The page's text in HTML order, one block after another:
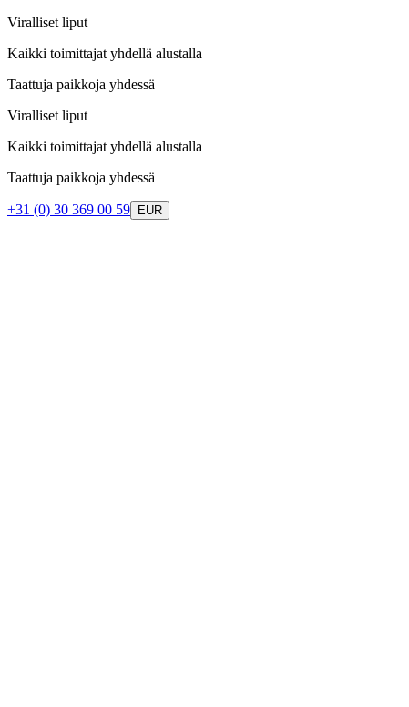
Viralliset liput
Kaikki toimittajat yhdellä alustalla
Taattuja paikkoja yhdessä
Viralliset liput
Kaikki toimittajat yhdellä alustalla
Taattuja paikkoja yhdessä
+31 (0) 30 369 00 59 EUR